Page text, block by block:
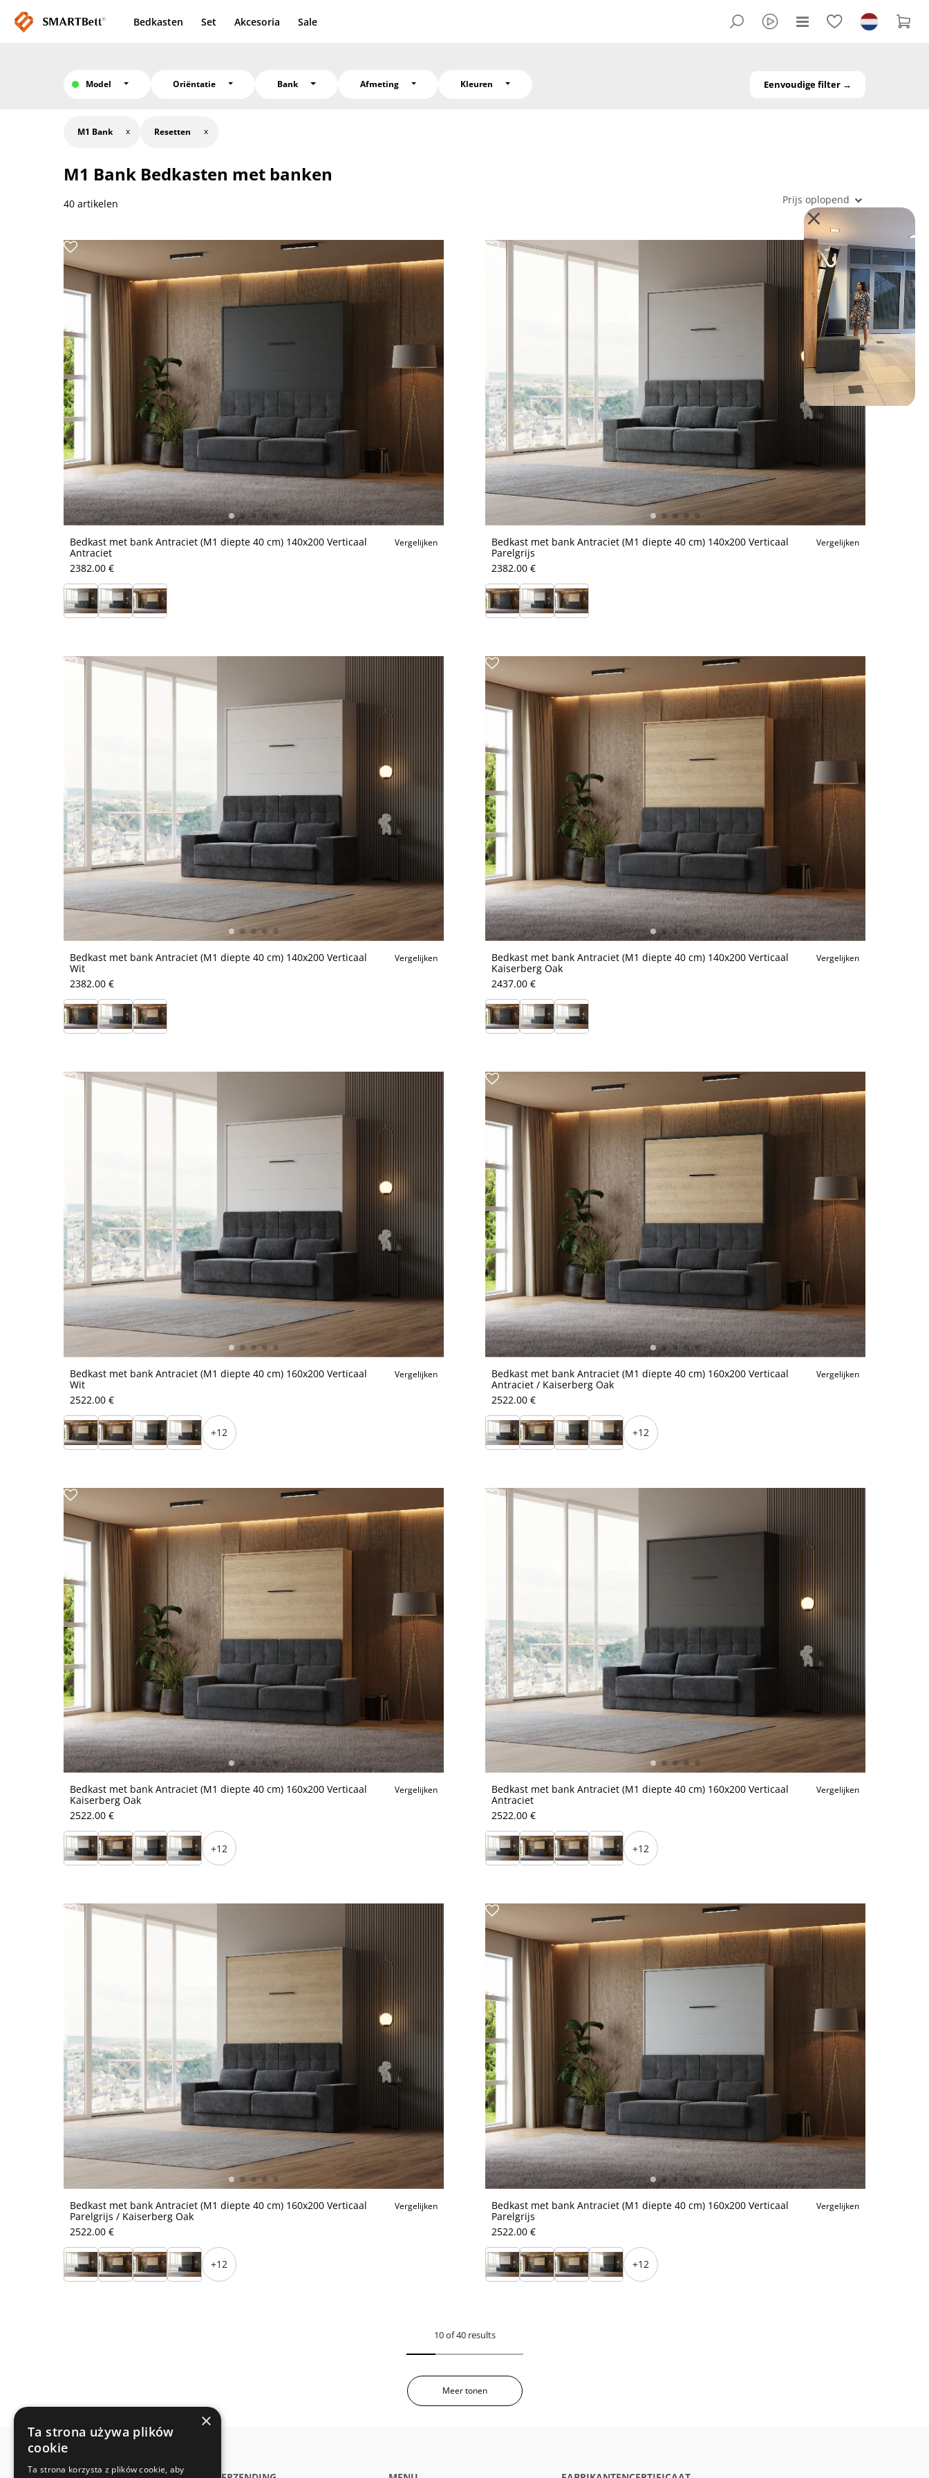
Bedkasten Set Akcesoria Sale
Model Oriëntatie Bank Afmeting Kleuren Eenvoudige filter →
M1 Bank Resetten
M1 Bank Bedkasten met banken
Prijs oplopend
40 artikelen
Bedkast met bank Antraciet (M1 diepte 40 cm) 140x200 Verticaal
Antraciet
Vergelijken
2382.00 €
Bedkast met bank Antraciet (M1 diepte 40 cm) 140x200 Verticaal
Parelgrijs
Vergelijken
2382.00 €
Bedkast met bank Antraciet (M1 diepte 40 cm) 140x200 Verticaal
Wit
Vergelijken
2382.00 €
Bedkast met bank Antraciet (M1 diepte 40 cm) 140x200 Verticaal
Kaiserberg Oak
Vergelijken
2437.00 €
Bedkast met bank Antraciet (M1 diepte 40 cm) 160x200 Verticaal
Wit
Vergelijken
2522.00 €
+12
Bedkast met bank Antraciet (M1 diepte 40 cm) 160x200 Verticaal
Antraciet / Kaiserberg Oak
Vergelijken
2522.00 €
+12
Bedkast met bank Antraciet (M1 diepte 40 cm) 160x200 Verticaal
Kaiserberg Oak
Vergelijken
2522.00 €
+12
Bedkast met bank Antraciet (M1 diepte 40 cm) 160x200 Verticaal
Antraciet
Vergelijken
2522.00 €
+12
Bedkast met bank Antraciet (M1 diepte 40 cm) 160x200 Verticaal
Parelgrijs / Kaiserberg Oak
Vergelijken
2522.00 €
+12
Bedkast met bank Antraciet (M1 diepte 40 cm) 160x200 Verticaal
Parelgrijs
Vergelijken
2522.00 €
+12
10 of 40 results
Meer tonen
×
×
Ta strona używa plików
cookie
Ta strona korzysta z plików cookie, aby